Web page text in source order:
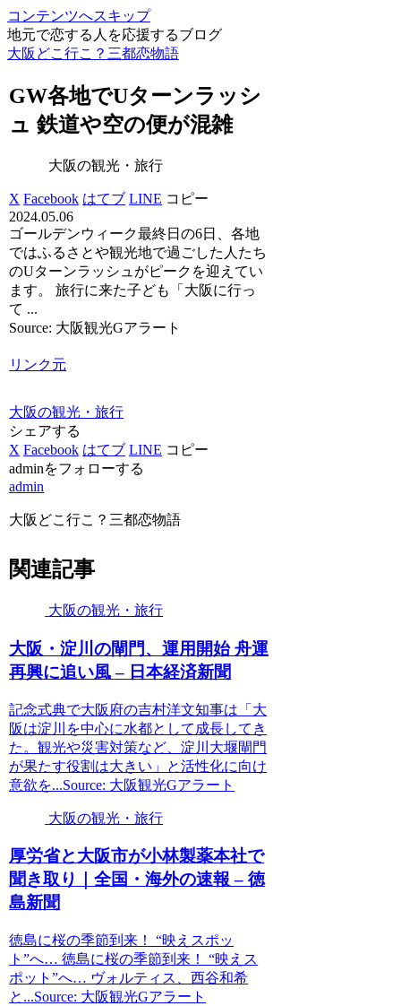
コンテンツへスキップ
地元で恋する人を応援するブログ
大阪どこ行こ？三都恋物語
GW各地でUターンラッシ
ュ 鉄道や空の便が混雑
大阪の観光・旅行
X Facebook はてブ LINE コピー
2024.05.06
ゴールデンウィーク最終日の6日、各地
ではふるさとや観光地で過ごした人たち
のUターンラッシュがピークを迎えてい
ます。 旅行に来た子ども「大阪に行っ
て ...
Source: 大阪観光Gアラート
リンク元
大阪の観光・旅行
シェアする
X Facebook はてブ LINE コピー
adminをフォローする
admin
大阪どこ行こ？三都恋物語
関連記事
大阪の観光・旅行
大阪 ・淀川の閘門、運用開始 舟運
再興に追い風 – 日本経済新聞
記念式典で大阪府の吉村洋文知事は「大
阪は淀川を中心に水都として成長してき
た。観光や災害対策など、淀川大堰閘門
が果たす役割は大きい」と活性化に向け
意欲を...Source: 大阪観光Gアラート
大阪の観光・旅行
厚労省と大阪市が小林製薬本社で
聞き取り｜全国・海外の速報 – 徳
島新聞
徳島に桜の季節到来！ “映えスポッ
ト”へ… 徳島に桜の季節到来！ “映えス
ポット”へ… ヴォルティス、西谷和希
と...Source: 大阪観光Gアラート